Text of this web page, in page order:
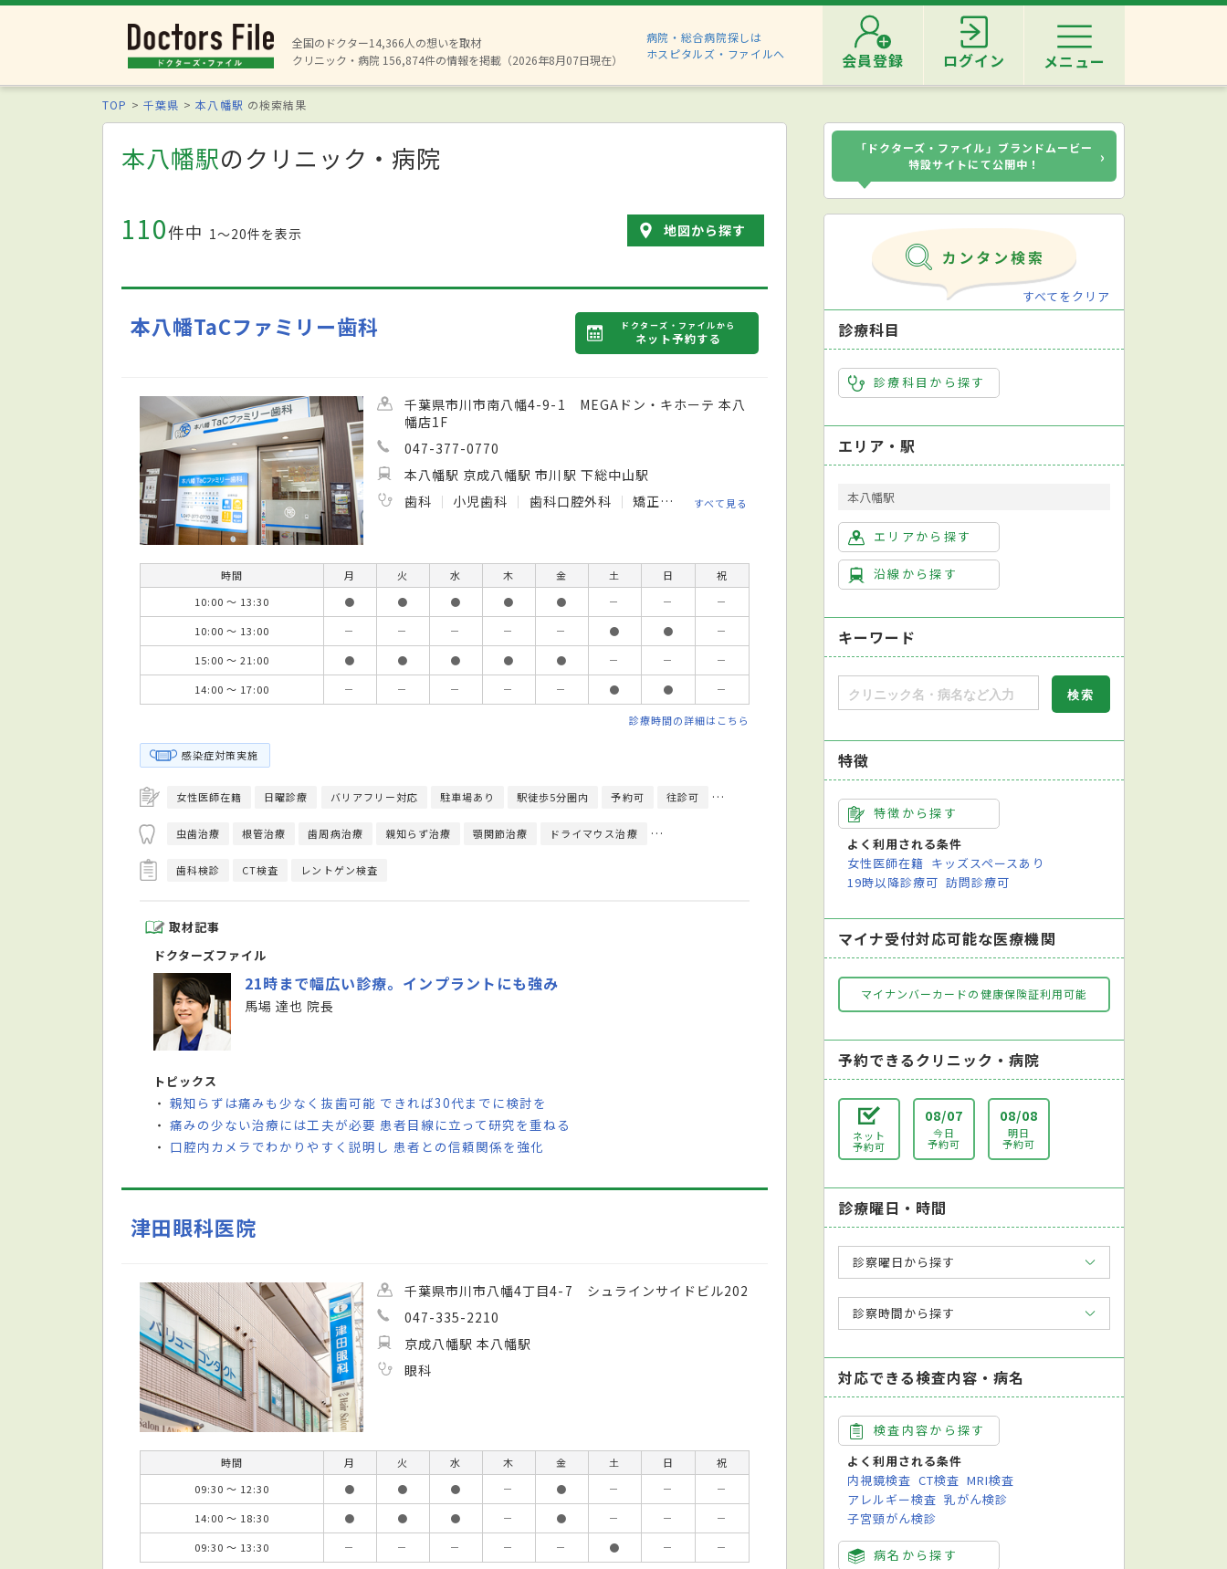
全国のドクター14,366人の想いを取材
クリニック・病院 156,874件の情報を掲載（2026年8月07日現在）
病院・総合病院探しは
ホスピタルズ・ファイルへ
会員登録 ログイン メニュー
TOP 千葉県 本八幡駅 の検索結果
本八幡駅のクリニック・病院
110件中 1〜20件を表示 地図から探す
本八幡TaCファミリー歯科 ドクターズ・ファイルから
ネット予約する
千葉県市川市南八幡4-9-1 MEGAドン・キホーテ 本八
幡店1F
047-377-0770
本八幡駅 京成八幡駅 市川駅 下総中山駅
歯科
小児歯科 歯科口腔外科 矯正歯科 すべて見る
時間 月 火 水 木 金 土 日
祝
10:00 ～ 13:30
● ● ● ● ● － －
－
10:00 ～ 13:00
－ － － － － ● ●
－
15:00 ～ 21:00
● ● ● ● ● － －
－
14:00 ～ 17:00
－ － － － － ● ● －
診療時間の詳細はこちら
感染症対策実施
女性医師在籍 日曜診療 バリアフリー対応 駐車場あり 駅徒歩5分圏内 予約可 往診可 クレジットカード対応 英語対応可
虫歯治療 根管治療 歯周病治療 親知らず治療 顎関節治療 ドライマウス治療 入れ歯／義歯治療 クリーニング インプラント治療
歯科検診 CT検査 レントゲン検査
取材記事
ドクターズファイル
21時まで幅広い診療。インプラントにも強み
馬場 達也 院長
トピックス
・親知らずは痛みも少なく抜歯可能 できれば30代までに検討を
・痛みの少ない治療には工夫が必要 患者目線に立って研究を重ねる
・ 口腔内カメラでわかりやすく説明し 患者との信頼関係を強化
津田眼科医院
千葉県市川市八幡4丁目4-7 シュラインサイドビル202
047-335-2210
京成八幡駅 本八幡駅
眼科
時間 月 火 水 木 金 土 日
祝
09:30 ～ 12:30
● ● ● － ● － －
－
14:00 ～ 18:30
● ● ● － ● － －
－
09:30 ～ 13:30
－ － － － － ● － －
「ドクターズ・ファイル」ブランドムービー
特設サイトにて公開中！
›
すべてをクリア
診療科目
診療科目から探す
エリア・駅
本八幡駅
エリアから探す
沿線から探す
キーワード
特徴
特徴から探す
よく利用される条件
女性医師在籍 キッズスペースあり
19時以降診療可 訪問診療可
マイナ受付対応可能な医療機関
マイナンバーカードの健康保険証利用可能
予約できるクリニック・病院
ネット
予約可
08/07
今日
予約可
08/08
明日
予約可
診療曜日・時間
診察曜日から探す
診察時間から探す
対応できる検査内容・病名
検査内容から探す
よく利用される条件
内視鏡検査 CT検査 MRI検査
アレルギー検査 乳がん検診
子宮頸がん検診
病名から探す